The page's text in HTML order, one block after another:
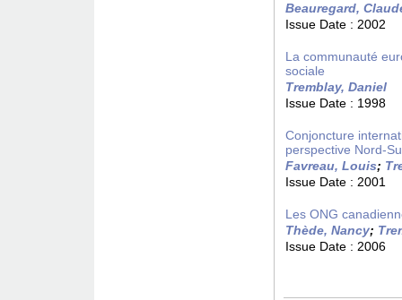
Beauregard,
Issue Date : 2002
La communauté
sociale
Tremblay, Daniel
Issue Date : 1998
Conjoncture
perspective Nord-
Favreau, Louis;
Issue Date : 2001
Les ONG
Thède, Nancy;
Issue Date : 2006